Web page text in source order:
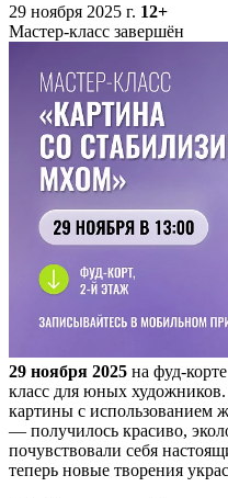
29 ноября 2025 г. 12+
Мастер-класс завершён
29 ноября 2025 на фуд-
класс для юных
картины с использованием
— получилось красиво,
почувствовали себя
теперь новые творения